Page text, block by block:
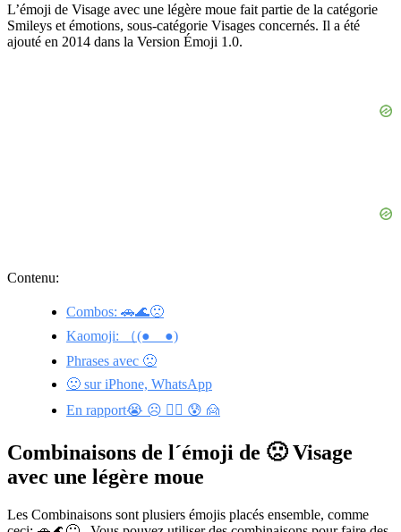
L’émoji de Visage avec une légère moue fait partie de la catégorie
Smileys et émotions, sous-catégorie Visages concernés. Il a été
ajouté en 2014 dans la Version Émoji 1.0.
Contenu:
Combos: 🚗🌊🙁
Kaomoji: （(●__●)
Phrases avec 🙁
🙁 sur iPhone, WhatsApp
En rapport😭 ☹️ 🙍‍♀️ 😰 🙍
Combinaisons de l´émoji de 🙁 Visage
avec une légère moue
Les Combinaisons sont plusiers émojis placés ensemble, comme